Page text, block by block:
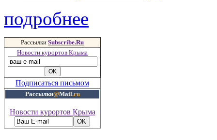
подробнее
Рассылки Subscribe.Ru
Новости курортов Крыма
Подписаться письмом
Рассылки@Mail.ru
Новости курортов Крыма